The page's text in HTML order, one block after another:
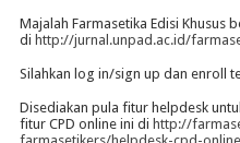
Majalah Farmasetika Edisi Khusus
di http://jurnal.unpad.ac.id/
Silahkan log in/sign up dan enroll
Disediakan pula fitur helpdesk
fitur CPD online ini di http://